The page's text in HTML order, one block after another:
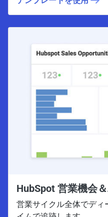
HubSpot 営業機会
営業サイクル全体でディ